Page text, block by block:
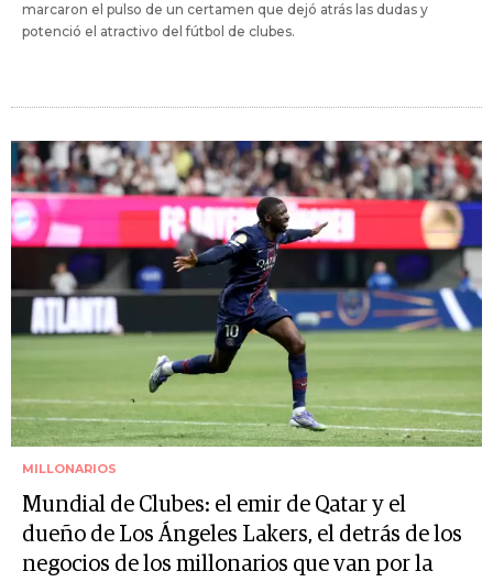
marcaron el pulso de un certamen que dejó atrás las dudas y
potenció el atractivo del fútbol de clubes.
MILLONARIOS
Mundial de Clubes: el emir de Qatar y el
dueño de Los Ángeles Lakers, el detrás de los
negocios de los millonarios que van por la